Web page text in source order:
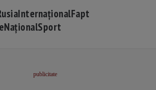
InternaționalFapt
NaționalSport